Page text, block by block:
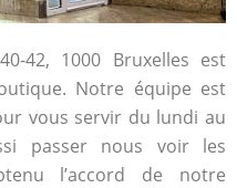
42, 1000 Bruxelles est
Notre équipe est
vous servir du lundi au
passer nous voir les
l’accord de notre